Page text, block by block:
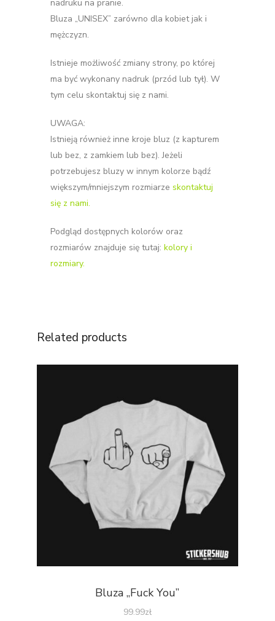
nadruku na pranie.
Bluza „UNISEX” zarówno dla kobiet jak i
mężczyzn.
Istnieje możliwość zmiany strony, po której
ma być wykonany nadruk (przód lub tył). W
tym celu skontaktuj się z nami.
UWAGA:
Istnieją również inne kroje bluz (z kapturem
lub bez, z zamkiem lub bez). Jeżeli
potrzebujesz bluzy w innym kolorze bądź
większym/mniejszym rozmiarzeskontaktuj
się z nami.
Podgląd dostępnych kolorów oraz
rozmiarów znajduje się tutaj: kolory i
rozmiary.
Related products
Bluza „Fuck You”
99.99zł